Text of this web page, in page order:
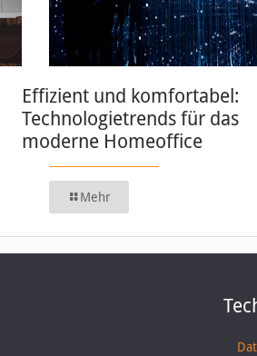
Effizient und komfortabel:
Technologietrends für das
moderne Homeoffice
Mehr